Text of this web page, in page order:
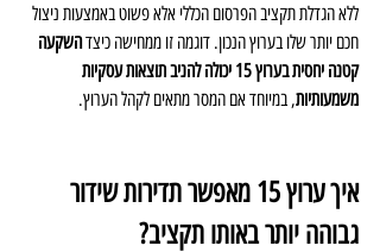
ללא הגדלת תקציב הפרסום הכללי אלא פשוט באמצעות ניצול
חכם יותר שלו בערוץ הנכון. דוגמה זו ממחישה כיצד השקעה
קטנה יחסית בערוץ 15 יכולה להניב תוצאות עסקיות
משמעותיות, במיוחד אם המסר מתאים לקהל הערוץ.
איך ערוץ 15 מאפשר תדירות שידור
גבוהה יותר באותו תקציב?